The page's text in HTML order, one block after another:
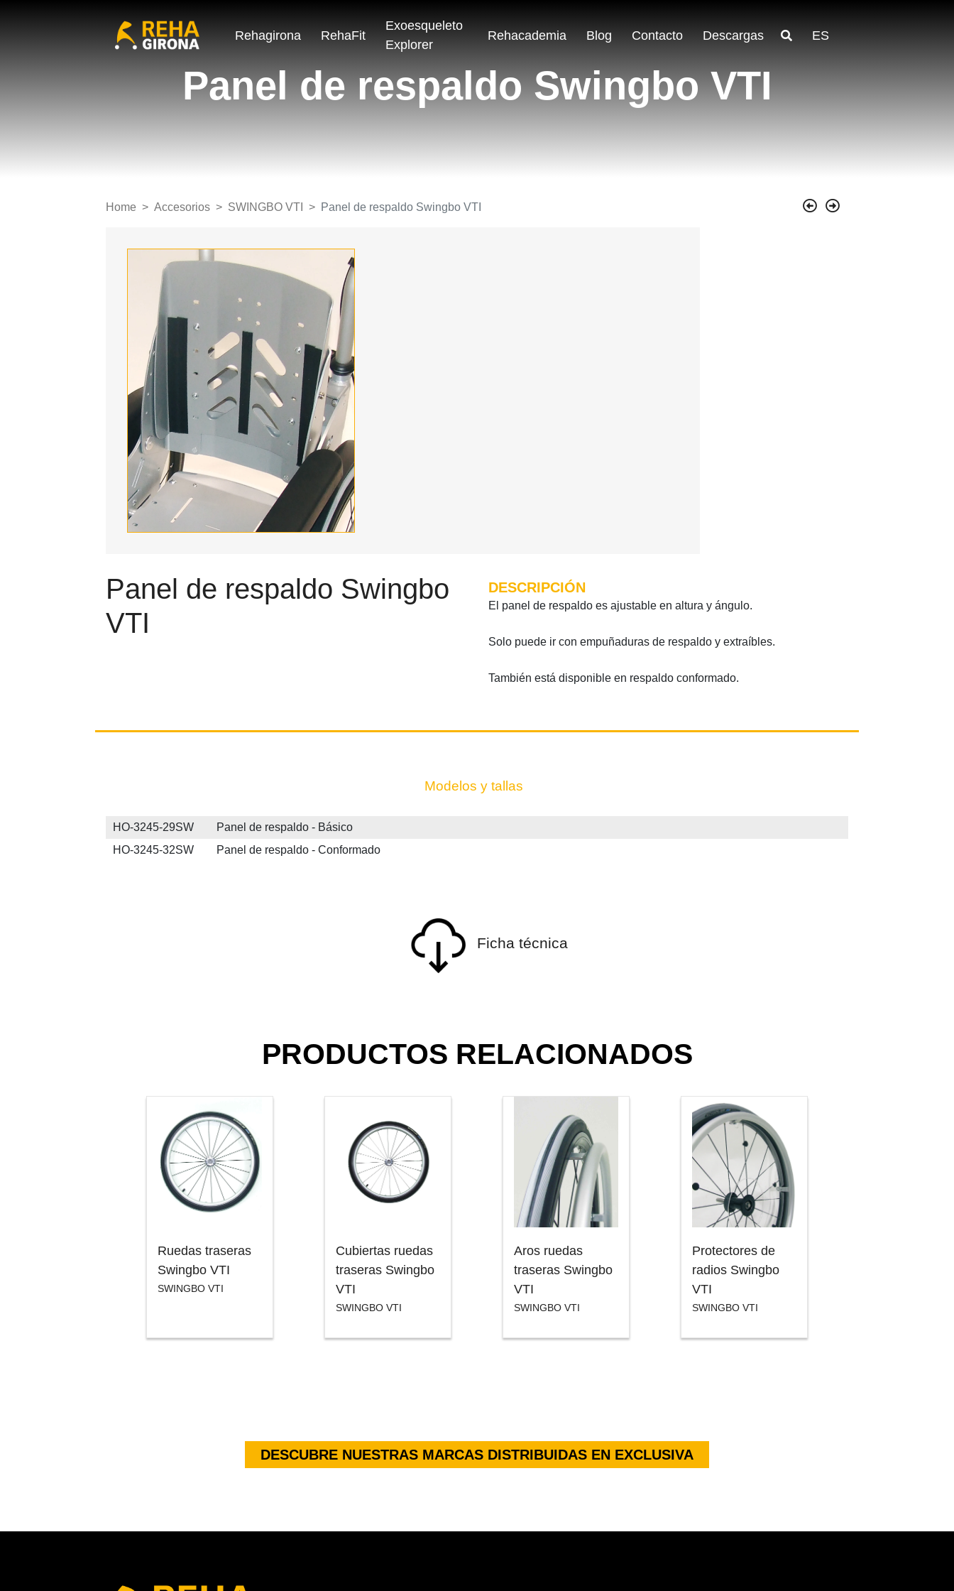
Rehagirona RehaFit
Exoesqueleto
Explorer
Rehacademia Blog Contacto Descargas ES
Panel de respaldo Swingbo VTI
Home Accesorios SWINGBO VTI Panel de respaldo Swingbo VTI
Panel de respaldo Swingbo
VTI
DESCRIPCIÓN
El panel de respaldo es ajustable en altura y ángulo.
Solo puede ir con empuñaduras de respaldo y extraíbles.
También está disponible en respaldo conformado.
Modelos y tallas
HO-3245-29SW Panel de respaldo - Básico
HO-3245-32SW Panel de respaldo - Conformado
Ficha técnica
PRODUCTOS RELACIONADOS
Ruedas traseras
Swingbo VTI
SWINGBO VTI
Cubiertas ruedas
traseras Swingbo
VTI
SWINGBO VTI
Aros ruedas
traseras Swingbo
VTI
SWINGBO VTI
Protectores de
radios Swingbo
VTI
SWINGBO VTI
DESCUBRE NUESTRAS MARCAS DISTRIBUIDAS EN EXCLUSIVA